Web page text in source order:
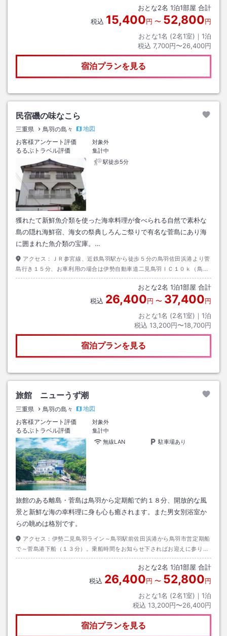
おとな2名 1泊1部屋 合計
税込 15,400円 〜 52,800円
おとな1名 (2名1室)｜ 1泊
税込 7,700円〜26,400円
宿泊プランを見る
民宿磯の味なこら
三重県 鳥羽の島々
地図
お客様アンケート評価
対象外
るるぶトラベル評価
集計中
駅徒歩5分
獲れたて新鮮魚介類を使った海幸料理が食べられる自然で素朴な
島の隠れ海鮮宿、海女の祭典しろんご祭りで有名な菅島にあり海
に囲まれた魚介類の宝庫。…
アクセス：
ＪＲ参宮線、近鉄鳥羽駅から徒歩５分の鳥羽佐田浜港より菅
島行き１５分、お車利用の場合は伊勢自動車道二見鳥羽ＩＣ１０ｋ（鳥羽
駅前市営佐田浜第一駐車場・無料）菅島港着下船徒歩５分（菅島港より送
おとな2名 1泊1部屋 合計
税込 26,400円 〜 37,400円
おとな1名 (2名1室)｜ 1泊
税込 13,200円〜18,700円
宿泊プランを見る
旅館 ニューうず潮
三重県 鳥羽の島々
地図
お客様アンケート評価
対象外
るるぶトラベル評価
集計中
無線LAN
駐車場あり
旅館のある離島・菅島は鳥羽から定期船で約１８分、開放的な風
景と新鮮な海の幸料理に身も心も癒されます。また男女別浴室か
らの眺めは格別です。
アクセス： 伊勢二見鳥羽ライン～鳥羽駅前佐田浜港から鳥羽市営定期船
で～菅島港下船（１３分）。乗船時間をお知らせ下さればお迎えに参りま
す。駐車場は市営佐田浜第１駐車場をご利用下さい。２４時間以内無料券
おとな2名 1泊1部屋 合計
税込 26,400円 〜 52,800円
おとな1名 (2名1室)｜ 1泊
税込 13,200円〜26,400円
宿泊プランを見る